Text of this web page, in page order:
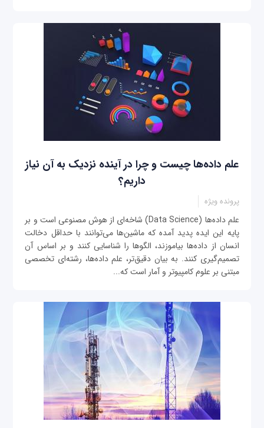
علم داده‌ها چیست و چرا در آینده نزدیک به آن نیاز
داریم؟
پرونده ویژه
علم داده‌ها (Data Science) شاخه‌ای از هوش مصنوعی است و بر
پایه این ایده پدید آمده که ماشین‌ها می‌توانند با حداقل دخالت
انسان از داده‌ها بیاموزند، الگوها را شناسایی کنند و بر اساس آن
تصمیم‌گیری کنند. به بیان دقیق‌تر، علم داده‌ها، رشته‌ای تخصصی
مبتنی بر علوم کامپیوتر و آمار است که...